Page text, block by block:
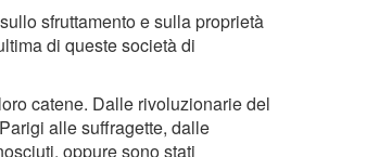
sfruttamento e sulla proprietà
di queste società di
catene. Dalle rivoluzionarie del
alle suffragette, dalle
oppure sono stati